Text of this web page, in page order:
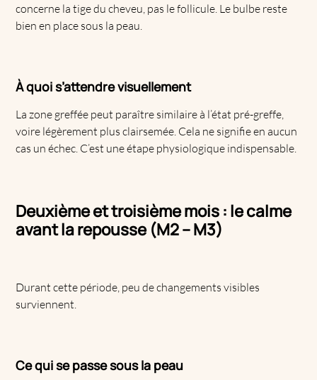
concerne la tige du cheveu, pas le follicule. Le bulbe reste
bien en place sous la peau.
À quoi s’attendre visuellement
La zone greffée peut paraître similaire à l’état pré-greffe,
voire légèrement plus clairsemée. Cela ne signifie en aucun
cas un échec. C’est une étape physiologique indispensable.
Deuxième et troisième mois : le calme
avant la repousse (M2 – M3)
Durant cette période, peu de changements visibles
surviennent.
Ce qui se passe sous la peau